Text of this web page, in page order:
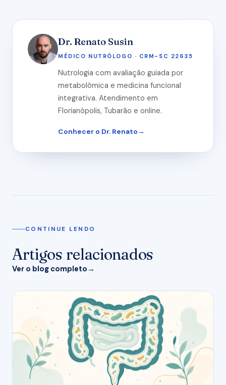
Dr. Renato Susin
MÉDICO NUTRÓLOGO · CRM-SC 22635
Nutrologia com avaliação guiada por
metabolômica e medicina funcional
integrativa. Atendimento em
Florianópolis, Tubarão e online.
Conhecer o Dr. Renato
CONTINUE LENDO
Artigos relacionados
Ver o blog completo